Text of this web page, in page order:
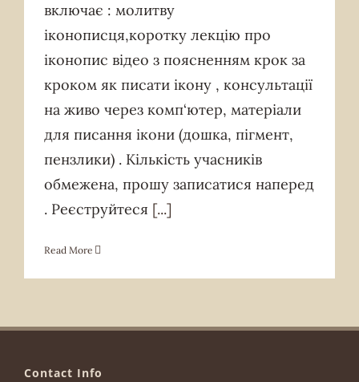
включає : молитву
іконописця,коротку лекцію про
іконопис відео з поясненням крок за
кроком як писати ікону , консультації
на живо через комп‘ютер, матеріали
для писання ікони (дошка, пігмент,
пензлики) . Кількість учасників
обмежена, прошу записатися наперед
. Реєструйтеся [...]
Read More
Contact Info